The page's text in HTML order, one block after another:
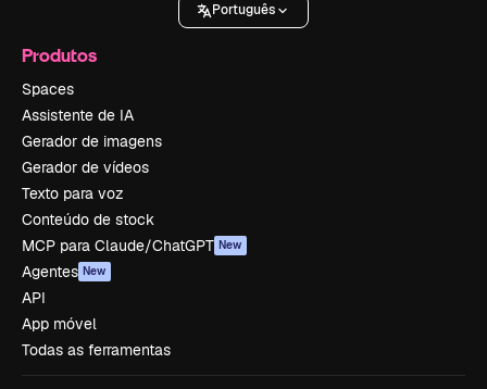
Português
Produtos
Spaces
Assistente de IA
Gerador de imagens
Gerador de vídeos
Texto para voz
Conteúdo de stock
MCP para Claude/ChatGPT New
Agentes New
API
App móvel
Todas as ferramentas